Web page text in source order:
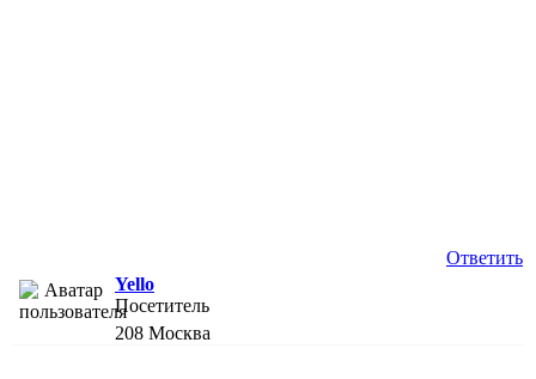
Ответить
Yello
Посетитель
208 Москва